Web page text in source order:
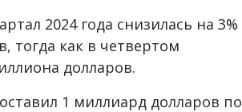
2024 года снизилась на 3%
тогда как в четвертом
долларов.
1 миллиард долларов по